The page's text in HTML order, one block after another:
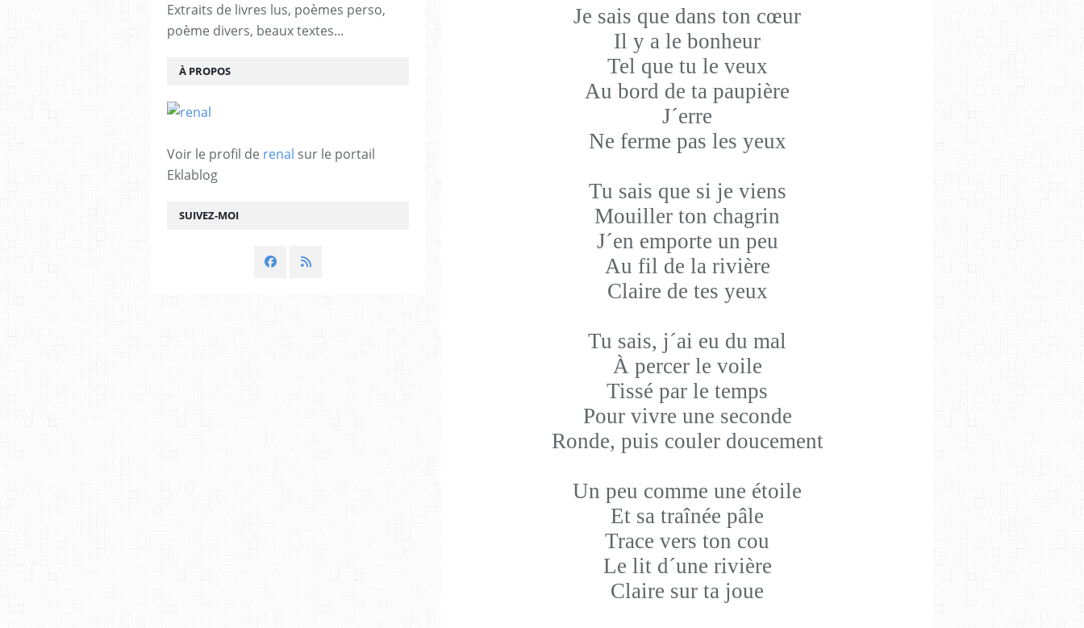
Je sais que dans ton cœur
Il y a le bonheur
Tel que tu le veux
Au bord de ta paupière
J´erre
Ne ferme pas les yeux
Tu sais que si je viens
Mouiller ton chagrin
J´en emporte un peu
Au fil de la rivière
Claire de tes yeux
Tu sais, j´ai eu du mal
À percer le voile
Tissé par le temps
Pour vivre une seconde
Ronde, puis couler doucement
Un peu comme une étoile
Et sa traînée pâle
Trace vers ton cou
Le lit d´une rivière
Claire sur ta joue
SUIVEZ-MOI
Extraits de livres lus, poèmes perso,
poème divers, beaux textes...
À PROPOS
Voir le profil de renal sur le portail
Eklablog